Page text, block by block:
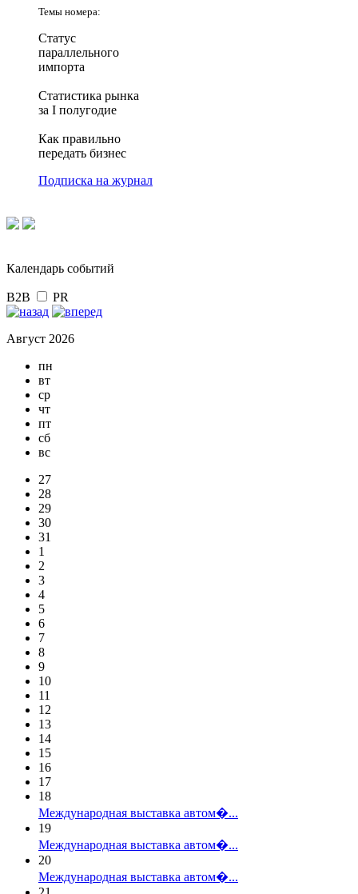
Темы номера:
Статус
параллельного
импорта
Статистика рынка
за I полугодие
Как правильно
передать бизнес
Подписка на журнал
Календарь событий
B2B PR
Август 2026
пн
вт
ср
чт
пт
сб
вс
27
28
29
30
31
1
2
3
4
5
6
7
8
9
10
11
12
13
14
15
16
17
18
Международная выставка автом�...
19
Международная выставка автом�...
20
Международная выставка автом�...